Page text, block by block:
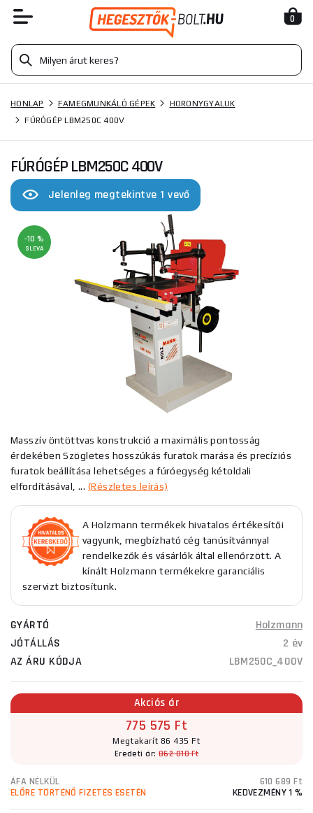
0
HONLAP FAMEGMUNKÁLÓ GÉPEK
HORONYGYALUK
FÚRÓGÉP LBM250C 400V
FÚRÓGÉP LBM250C 400V
Jelenleg megtekintve 1 vevő
-10 %
SLEVA
Masszív öntöttvas konstrukció a maximális pontosság
érdekében Szögletes hosszúkás furatok marása és precíziós
furatok beállítása lehetséges a fúróegység kétoldali
elfordításával, ... (Részletes leírás)
A Holzmann termékek hivatalos értékesítői
vagyunk, megbízható cég tanúsítvánnyal
rendelkezők és vásárlók által ellenőrzött. A
kínált Holzmann termékekre garanciális
szervizt biztosítunk.
GYÁRTÓ
Holzmann
JÓTÁLLÁS
2 év
AZ ÁRU KÓDJA
LBM250C_400V
Akciós ár
775 575 Ft
Megtakarít 86 435 Ft
Eredeti ár: 862 010 Ft
ÁFA NÉLKÜL
610 689 Ft
ELŐRE TÖRTÉNŐ FIZETÉS ESETÉN
KEDVEZMÉNY 1 %